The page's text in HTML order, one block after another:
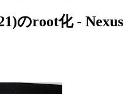
のroot化 - Nexus